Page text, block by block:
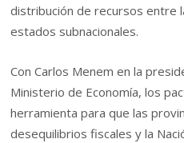
distribución de recursos entre
estados subnacionales.
Con Carlos Menem en la
Ministerio de Economía, los
herramienta para que las
desequilibrios fiscales y la